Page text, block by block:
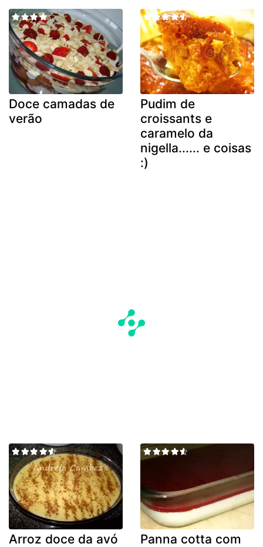
Doce camadas de
verão
Pudim de
croissants e
caramelo da
nigella...... e coisas
:)
Arroz doce da avó
Panna cotta com